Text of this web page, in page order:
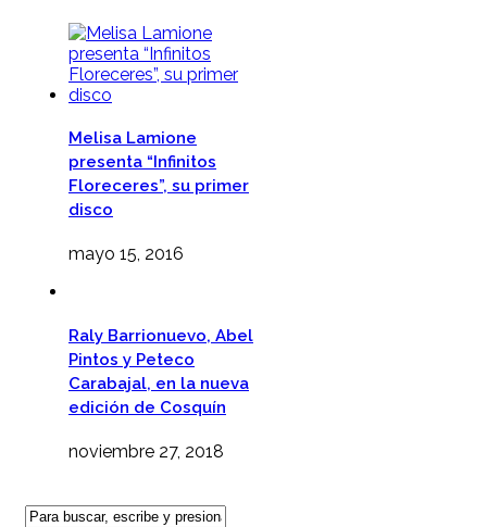
Melisa Lamione
presenta “Infinitos
Floreceres”, su primer
disco
mayo 15, 2016
Raly Barrionuevo, Abel
Pintos y Peteco
Carabajal, en la nueva
edición de Cosquín
noviembre 27, 2018